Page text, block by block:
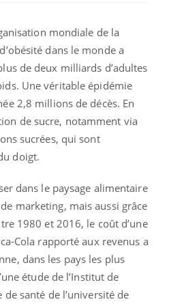
mondiale de la
dans le monde a
de deux milliards d’adultes
Une véritable épidémie
2,8 millions de décès. En
de sucre, notamment via
sucrées, qui sont
doigt.
dans le paysage alimentaire
marketing, mais aussi grâce
1980 et 2016, le coût d’une
Cola rapporté aux revenus a
dans les pays les plus
étude de l’Institut de
santé de l’université de